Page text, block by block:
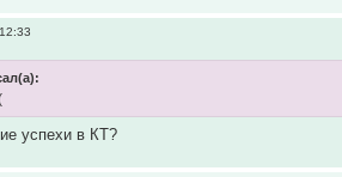
успехи в КТ?